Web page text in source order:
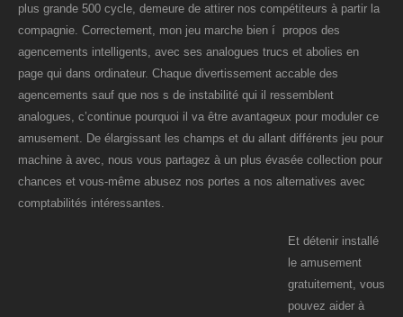
plus grande 500 cycle, demeure de attirer nos compétiteurs à partir la
compagnie. Correctement, mon jeu marche bien í propos des
agencements intelligents, avec ses analogues trucs et abolies en
page qui dans ordinateur. Chaque divertissement accable des
agencements sauf que nos s de instabilité qui il ressemblent
analogues, c’continue pourquoi il va être avantageux pour moduler ce
amusement. De élargissant les champs et du allant différents jeu pour
machine à avec, nous vous partagez à un plus évasée collection pour
chances et vous-même abusez nos portes a nos alternatives avec
comptabilités intéressantes.
Et détenir installé
le amusement
gratuitement, vous
pouvez aider à